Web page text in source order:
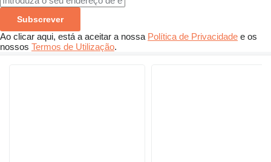
Subscrever
Ao clicar aqui, está a aceitar a nossa Política de Privacidade e os
nossos Termos de Utilização.